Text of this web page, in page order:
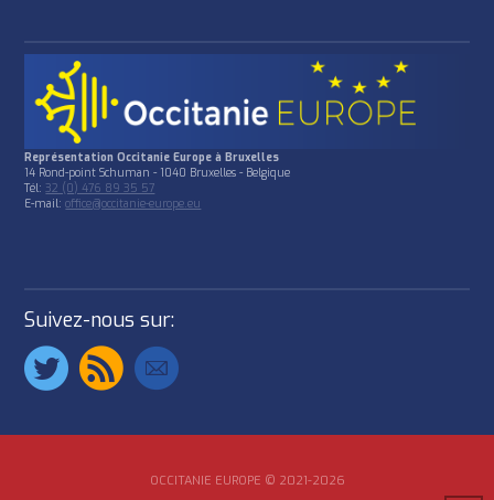
Représentation Occitanie Europe à Bruxelles
14 Rond-point Schuman - 1040 Bruxelles - Belgique
Tél:32 (0) 476 89 35 57
E-mail:office@occitanie-europe.eu
Suivez-nous sur:
OCCITANIE EUROPE © 2021-2026